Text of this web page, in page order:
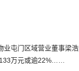
屯门区域营业董事梁
万元或逾22%……